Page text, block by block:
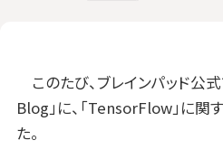
このたび、ブレインパッド公
Blog」に、「TensorFlow」に
た。